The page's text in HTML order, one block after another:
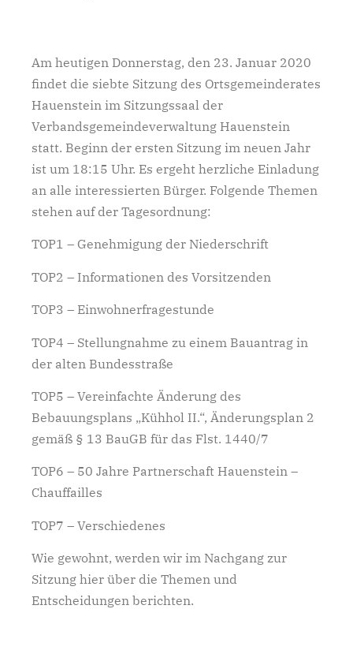
Am heutigen Donnerstag, den 23. Januar 2020
findet die siebte Sitzung des Ortsgemeinderates
Hauenstein im Sitzungssaal der
Verbandsgemeindeverwaltung Hauenstein
statt. Beginn der ersten Sitzung im neuen Jahr
ist um 18:15 Uhr. Es ergeht herzliche Einladung
an alle interessierten Bürger. Folgende Themen
stehen auf der Tagesordnung:
TOP1 – Genehmigung der Niederschrift
TOP2 – Informationen des Vorsitzenden
TOP3 – Einwohnerfragestunde
TOP4 – Stellungnahme zu einem Bauantrag in
der alten Bundesstraße
TOP5 – Vereinfachte Änderung des
Bebauungsplans „Kühhol II.“, Änderungsplan 2
gemäß § 13 BauGB für das Flst. 1440/7
TOP6 – 50 Jahre Partnerschaft Hauenstein –
Chauffailles
TOP7 – Verschiedenes
Wie gewohnt, werden wir im Nachgang zur
Sitzung hier über die Themen und
Entscheidungen berichten.